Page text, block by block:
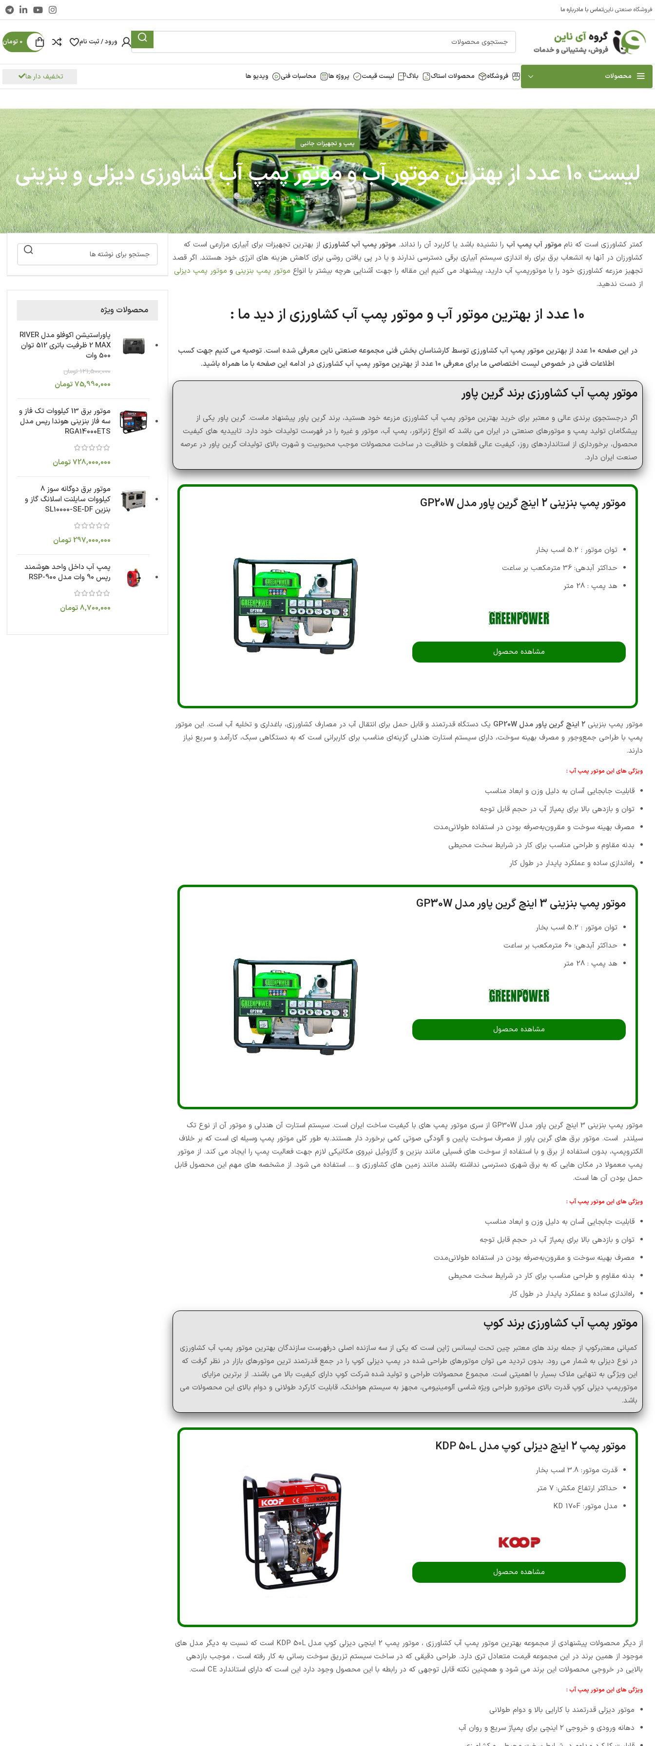
فروشگاه صنعتی ناینتماس با مادرباره ما
ورود / ثبت نام 0 تومان
محصولات فروشگاه محصولات استاک بلاگ لیست قیمت پروژه ها محاسبات فنی ویدیو ها تخفیف دار ها
پمپ و تجهیزات جانبی
لیست 10 عدد از بهترین موتور آب و موتور پمپ آب کشاورزی دیزلی و بنزینی
نویسنده:میعاد برنائی ملکی آخرین بروز رسانی 03 دی - 1404 45
کمتر کشاورزی است که نام موتور آب پمپ آب را نشنیده باشد یا کاربرد آن را نداند. موتور پمپ آب کشاورزی از بهترین تجهیزات برای آبیاری مزارعی است که
کشاورزان در آنها به انشعاب برق برای راه اندازی سیستم آبیاری برقی دسترسی ندارند و یا در پی یافتن روشی برای کاهش هزینه های انرژی خود هستند. اگر قصد
تجهیز مزرعه کشاورزی خود را با موتورپمپ آب دارید، پیشنهاد می کنیم این مقاله را جهت آشنایی هرچه بیشتر با انواع موتور پمپ بنزینی و موتور پمپ دیزلی
از دست ندهید.
10 عدد از بهترین موتور آب و موتور پمپ آب کشاورزی از دید ما :
در این صفحه 10 عدد از بهترین موتور پمپ آب کشاورزی توسط کارشناسان بخش فنی مجموعه صنعتی ناین معرفی شده است. توصیه می کنیم جهت کسب
اطلاعات فنی در خصوص لیست اختصاصی ما برای معرفی 10 عدد از بهترین موتور پمپ آب کشاورزی در ادامه این صفحه با ما همراه باشید.
موتور پمپ آب کشاورزی برند گرین پاور
اگر درجستجوی برندی عالی و معتبر برای خرید بهترین موتور پمپ آب کشاورزی مزرعه خود هستید، برند گرین پاور پیشنهاد ماست. گرین پاور یکی از
پیشگامان تولید پمپ و موتورهای صنعتی در ایران می باشد که انواع ژنراتور، پمپ آب، موتور و غیره را در فهرست تولیدات خود دارد. تاییدیه های کیفیت
محصول، برخورداری از استانداردهای روز، کیفیت عالی قطعات و خلاقیت در ساخت محصولات موجب محبوبیت و شهرت بالای تولیدات گرین پاور در عرصه
صنعت ایران دارد.
موتور پمپ بنزینی 2 اینچ گرین پاور مدل GP20W
توان موتور : 5.2 اسب بخار
حداکثر آبدهی: 36 مترمکعب بر ساعت
هد پمپ : 28 متر
مشاهده محصول
موتور پمپ بنزینی ۲ اینچ گرین پاور مدل GP20W
یک دستگاه قدرتمند و قابل حمل برای انتقال آب در مصارف کشاورزی، باغداری و تخلیه آب است. این موتور
پمپ با طراحی جمع‌وجور و مصرف بهینه سوخت، دارای سیستم استارت هندلی گزینه‌ای مناسب برای کاربرانی است که به دستگاهی سبک، کارآمد و سریع نیاز
دارند.
ویژگی های این موتور پمپ آب :
قابلیت جابجایی آسان به دلیل وزن و ابعاد مناسب
توان و بازدهی بالا برای پمپاژ آب در حجم قابل توجه
مصرف بهینه سوخت و مقرون‌به‌صرفه بودن در استفاده طولانی‌مدت
بدنه مقاوم و طراحی مناسب برای کار در شرایط سخت محیطی
راه‌اندازی ساده و عملکرد پایدار در طول کار
موتور پمپ بنزینی 3 اینچ گرین پاور مدل GP30W
توان موتور : 5.2 اسب بخار
حداکثر آبدهی: 60 مترمکعب بر ساعت
هد پمپ : 28 متر
مشاهده محصول
موتور پمپ بنزینی 3 اینچ گرین پاور مدل GP30W از سری موتور پمپ های با کیفیت ساخت ایران است. سیستم استارت آن هندلی و موتور آن از نوع تک
سیلندر است. موتور برق های گرین پاور از مصرف سوخت پایین و آلودگی صوتی کمی برخورد دار هستند.به طور کلی موتور پمپ وسیله ای است که بر خلاف
الکتروپمپ، بدون استفاده از برق و با استفاده از سوخت های فسیلی مانند بنزین و گازوئیل نیروی مکانیکی لازم جهت فعالیت پمپ را ایجاد می کند. از موتور
پمپ معمولا در مکان هایی که به برق شهری دسترسی نداشته باشند مانند زمین های کشاورزی و … استفاده می شود. از مشخصه های مهم این محصول قابل
حمل بودن آن ها است.
ویژگی های این موتور پمپ آب :
قابلیت جابجایی آسان به دلیل وزن و ابعاد مناسب
توان و بازدهی بالا برای پمپاژ آب در حجم قابل توجه
مصرف بهینه سوخت و مقرون‌به‌صرفه بودن در استفاده طولانی‌مدت
بدنه مقاوم و طراحی مناسب برای کار در شرایط سخت محیطی
راه‌اندازی ساده و عملکرد پایدار در طول کار
موتور پمپ آب کشاورزی برند کوپ
کمپانی معتبرکوپ از جمله برند های معتبر چین تحت لیسانس ژاپن است که یکی از سه سازنده اصلی درفهرست سازندگان بهترین موتور پمپ آب کشاورزی
در نوع دیزلی به شمار می رود. بدون تردید می توان موتورهای طراحی شده در پمپ دیزلی کوپ را در جمع قدرتمند ترین موتورهای بازار در نظر گرفت که
این ویژگی به تنهایی ملاک بسیار با اهمیتی است. مجموع محصولات طراحی و تولید شده شرکت کوپ دارای کیفیت بالا می باشند. از برترین مزایای
موتورپمپ دیزلی کوپ قدرت بالای موتورو طراحی ویژه شاسی آلومینیومی، مجهز به سیستم هواخنک، قابلیت کارکرد طولانی و دوام بالای این محصولات می
باشد.
موتور پمپ 2 اینچ دیزلی کوپ مدل KDP 50L
قدرت موتور: 3.8 اسب بخار
حداکثر ارتفاع مکش: 7 متر
مدل موتور: KD 170F
مشاهده محصول
از دیگر محصولات پیشنهادی از مجموعه بهترین موتور پمپ آب کشاورزی ، موتور پمپ 2 اینچی دیزلی کوپ مدل KDP 50L است که نسبت به دیگر مدل های
موجود از همین برند در این مجموعه قیمت متعادل تری دارد. طراحی دقیقی که در ساخت سیستم تزریق سوخت رسانی به کار رفته است ، موجب بازدهی
بالایی در خروجی محصولات این برند می شود و همچنین نکته قابل توجهی که در رابطه با این محصول وجود دارد این است که دارای استاندارد CE است.
ویژگی های این موتور پمپ آب :
موتور دیزلی قدرتمند با کارایی بالا و دوام طولانی
دهانه ورودی و خروجی ۲ اینچی برای پمپاژ سریع و روان آب
محصولات ویژه
پاوراستیشن اکوفلو مدل RIVER
2 MAX ظرفیت باتری 512 توان
500 وات
121,500,000تومان
75,990,000تومان
موتور برق 13 کیلووات تک فاز و
سه فاز بنزینی هوندا رپس مدل
RGA14000ETS
728,000,000تومان
موتور برق دوگانه سوز 8
کیلووات سایلنت اسلانگ گاز و
بنزین SL10000-SE-DF
297,000,000تومان
پمپ آب داخل واحد هوشمند
رپس 90 وات مدل RSP-900
8,700,000تومان